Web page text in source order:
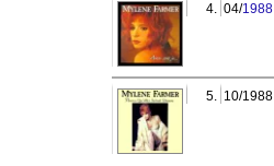
4. 04/1988
5. 10/1988